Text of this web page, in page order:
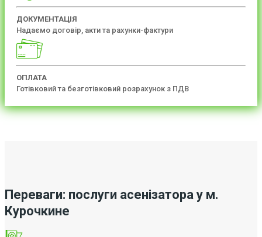
ДОКУМЕНТАЦІЯ
Надаємо договір, акти та рахунки-фактури
ОПЛАТА
Готівковий та безготівковий розрахунок з ПДВ
Переваги: послуги асенізатора у м.
Курочкине